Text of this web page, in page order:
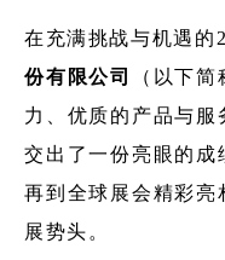
在充满挑战与机遇的
份有限公司
（以下
力、优质的产品与服
交出了一份亮眼的成
再到全球展会精彩亮
展势头。